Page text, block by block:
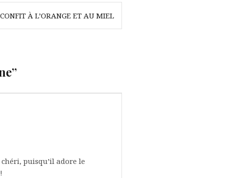
À L’ORANGE ET AU MIEL
”
puisqu’il adore le